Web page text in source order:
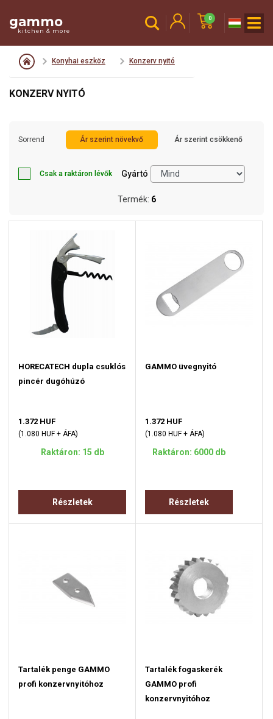
gammo
kitchen & more
0
Konyhai eszköz Konzerv nyitó
KONZERV NYITÓ
Sorrend Ár szerint növekvő Ár szerint csökkenő
Csak a raktáron lévők Gyártó
Termék: 6
HORECATECH dupla csuklós
pincér dugóhúzó
1.372 HUF
(1.080 HUF + ÁFA)
Raktáron: 15 db
Részletek
GAMMO üvegnyitó
1.372 HUF
(1.080 HUF + ÁFA)
Raktáron: 6000 db
Részletek
Tartalék penge GAMMO
profi konzervnyitóhoz
Tartalék fogaskerék
GAMMO profi
konzervnyitóhoz